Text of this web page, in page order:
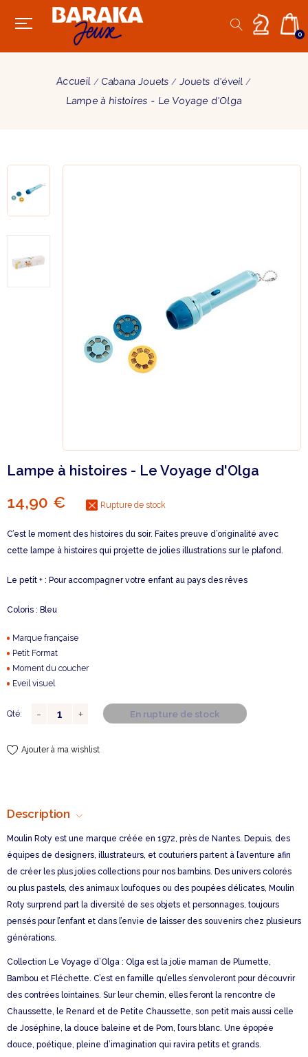
0
Accueil Cabana Jouets
Jouets d'éveil
Lampe à histoires - Le Voyage d'Olga
Lampe à histoires - Le Voyage d'Olga
14,90 € Rupture de stock
C’est le moment des histoires du soir. Faites preuve d’originalité avec
cette lampe à histoires qui projette de jolies illustrations sur le plafond.
Le petit + : Pour accompagner votre enfant au pays des rêves
Coloris : Bleu
Marque française
Petit Format
Moment du coucher
Eveil visuel
Qté: En rupture de stock
Ajouter à ma wishlist
Description
Moulin Roty est une marque créée en 1972, près de Nantes. Depuis, des
équipes de designers, illustrateurs, et couturiers partent à l’aventure afin
de créer les plus jolies collections pour nos bambins. Des univers colorés
ou plus pastels, des animaux loufoques ou des poupées délicates, Moulin
Roty surprend part la diversité de ses objets et personnages, toujours
pensés pour l’enfant et dans l’envie de laisser des souvenirs chez plusieurs
générations.
Collection Le Voyage d’Olga : Olga est la jolie maman de Plumette,
Bambou et Fléchette. C’est en famille qu’elles s’envoleront pour découvrir
des contrées lointaines. Sur leur chemin, elles feront la rencontre de
Chaussette, le Renard et de Petite Chaussette, son petit mais aussi celle
de Joséphine, la douce baleine et de Pom, l’ours blanc. Une épopée
douce, poétique, pleine d’imagination qui ravira petits et grands.